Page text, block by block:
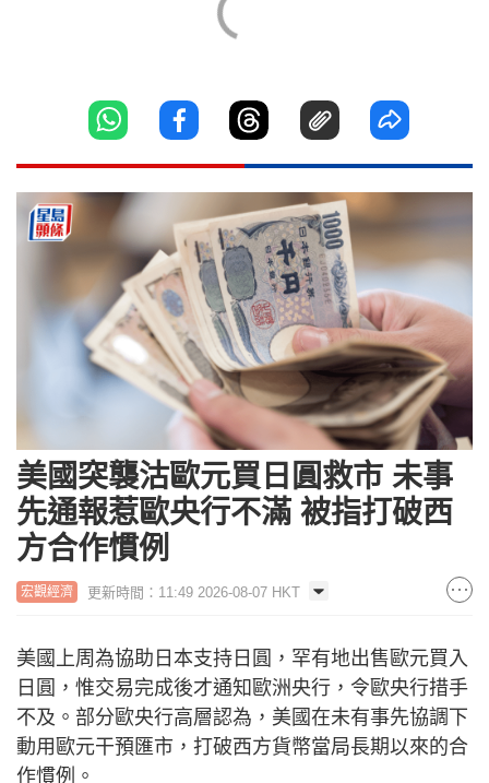
美國突襲沽歐元買日圓救市 未事
先通報惹歐央行不滿 被指打破西
方合作慣例
宏觀經濟 更新時間：11:49 2026-08-07 HKT
美國上周為協助日本支持日圓，罕有地出售歐元買入
日圓，惟交易完成後才通知歐洲央行，令歐央行措手
不及。部分歐央行高層認為，美國在未有事先協調下
動用歐元干預匯市，打破西方貨幣當局長期以來的合
作慣例。